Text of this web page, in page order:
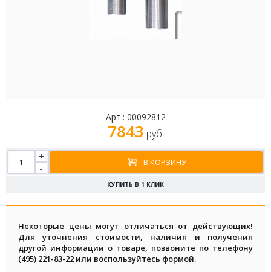
Арт.: 00092812
7843 руб.
+
-
В КОРЗИНУ
КУПИТЬ В 1 КЛИК
Некоторые цены могут отличаться от действующих!
Для уточнения стоимости, наличия и получения
другой информации о товаре, позвоните по телефону
(495) 221-83-22 или воспользуйтесь формой.